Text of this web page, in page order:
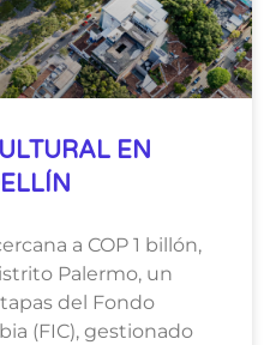
EN
a COP 1 billón,
Palermo, un
del Fondo
(FIC), gestionado